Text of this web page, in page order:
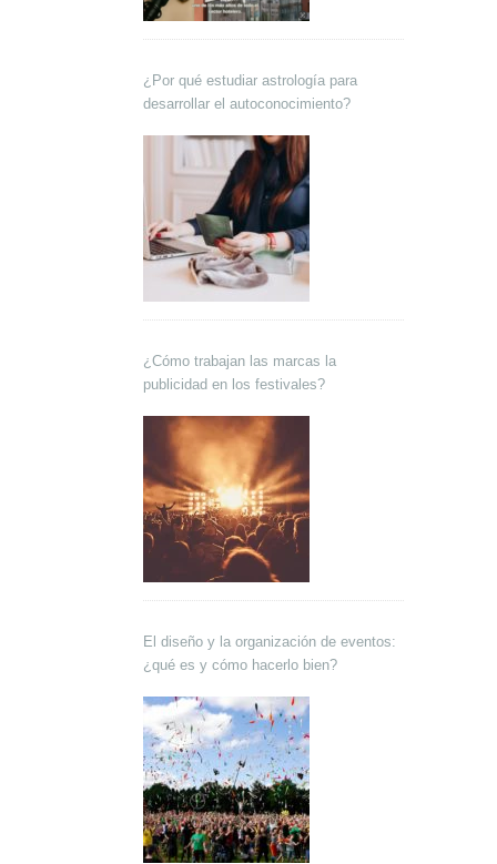
¿Por qué estudiar astrología para
desarrollar el autoconocimiento?
¿Cómo trabajan las marcas la
publicidad en los festivales?
El diseño y la organización de eventos:
¿qué es y cómo hacerlo bien?